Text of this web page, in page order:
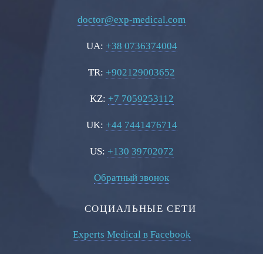
doctor@exp-medical.com
UA: +38 0736374004
TR: +902129003652
KZ: +7 7059253112
UK: +44 7441476714
US: +130 39702072
Обратный звонок
СОЦИАЛЬНЫЕ СЕТИ
Experts Medical в Facebook